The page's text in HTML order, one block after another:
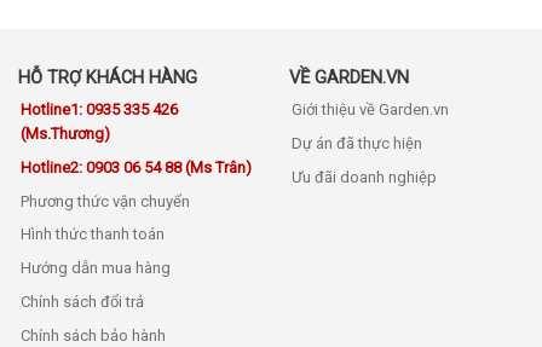
HỖ TRỢ KHÁCH HÀNG
Hotline1: 0935 335 426
(Ms.Thương)
Hotline2: 0903 06 54 88 (Ms Trân)
Phương thức vận chuyển
Hình thức thanh toán
Hướng dẫn mua hàng
Chính sách đổi trả
Chính sách bảo hành
VỀ GARDEN.VN
Giới thiệu về Garden.vn
Dự án đã thực hiện
Ưu đãi doanh nghiệp